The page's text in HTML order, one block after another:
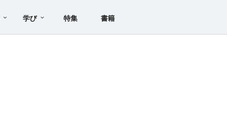
学び 特集 書籍